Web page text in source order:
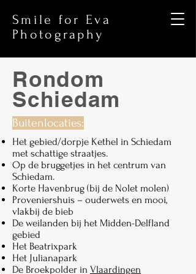
Smile for Eva
Photography
Rondom
Schiedam
Buitenlocaties:
Het gebied/dorpje Kethel in Schiedam
met schattige straatjes.
Op de bruggetjes in het centrum van
Schiedam.
Korte Havenbrug (bij de Nolet molen)
Proveniershuis – ouderwets en mooi,
vlakbij de bieb
De weilanden bij het Midden-Delfland
gebied
Het Beatrixpark
Het Julianapark
De Broekpolder in Vlaardingen